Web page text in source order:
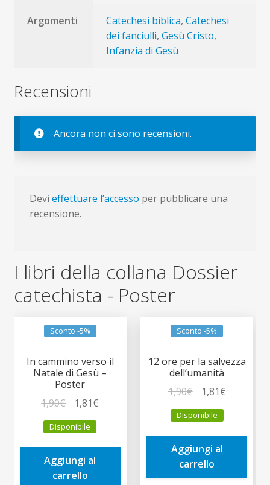
Argomenti Catechesi biblica,Catechesi
dei fanciulli,Gesù Cristo,
Infanzia di Gesù
Recensioni
Ancora non ci sono recensioni.
Devi effettuare l’accesso per pubblicare una
recensione.
I libri della collana Dossier
catechista - Poster
Sconto -5%
In cammino verso il
Natale di Gesù –
Poster
1,90€
prezzo
originale
era:
1,90€.
1,81€
è:
Disponibile
Aggiungi al
carrello
Sconto -5%
12 ore per la salvezza
dell’umanità
1,90€
prezzo
originale
era:
1,90€.
1,81€Il
è:
Disponibile
Aggiungi al
carrello